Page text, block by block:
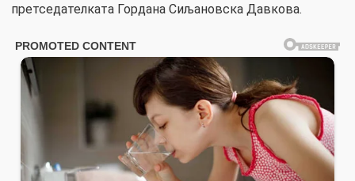
претседателката Гордана Сиљановска Давкова.